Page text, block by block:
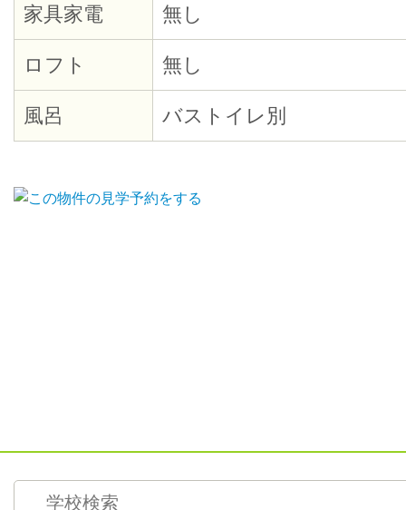
家具家電 無し
ロフト 無し
風呂 バストイレ別